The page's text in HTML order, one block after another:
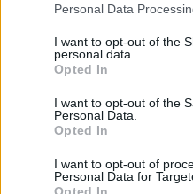
Personal Data
I want to opt-out of the
personal data.
Opted In
I want to opt-out of the
Personal Data.
Opted In
I want to opt-out of
Personal Data for
Twórczość
związana z jego
w niej burzliwa
Wiersze przesycone
rewolucyjną i